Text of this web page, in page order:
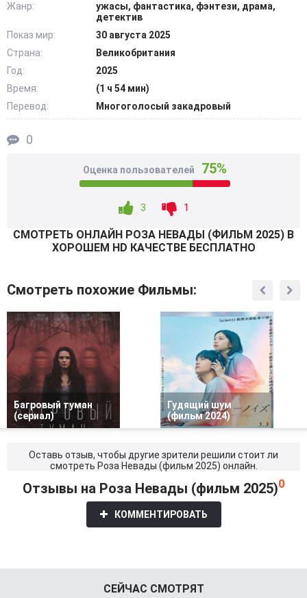
оказывается благополучный поселок 1993 года.
Ошарашенный герой бегает по улицам, разыскивая
способ вернуться назад. Он караулит молодую версию
жены у деревянного забора, безуспешно пытаясь
передать ей короткую записку. В это время остальные
попутчики обживаются на новом месте, планируя вскоре
проверить очередную зацепку. @Filmix.fan
Жанр:
ужасы, фантастика, фэнтези, драма,
детектив
Показ мир:
30 августа 2025
Страна:
Великобритания
Год:
2025
Время:
(1 ч 54 мин)
Перевод:
Многоголосый закадровый
0
Оценка пользователей 75%
3 1
СМОТРEТЬ ОНЛАЙН РОЗА НЕВАДЫ (ФИЛЬМ 2025) В
ХОРОШЕМ HD КАЧЕСТВЕ БЕСПЛАТНО
Смотреть похожие Фильмы:
Багровый туман
(сериал)
Гудящий шум
(фильм 2024)
Оставь отзыв, чтобы другие зрители решили стоит ли
смотреть Роза Невады (фильм 2025) онлайн.
Отзывы на Роза Невады (фильм 2025)0
КОММЕНТИРОВАТЬ
СЕЙЧАС СМОТРЯТ